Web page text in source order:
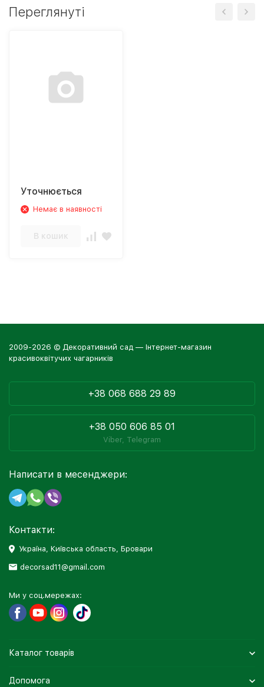
Переглянуті
Уточнюється
Немає в наявності
В кошик
2009-2026 © Декоративний сад — Інтернет-магазин
красивоквітучих чагарників
+38 068 688 29 89
+38 050 606 85 01
Viber, Telegram
Написати в месенджери:
Контакти:
Україна, Київська область, Бровари
decorsad11@gmail.com
Ми у соц.мережах:
Каталог товарів
Допомога